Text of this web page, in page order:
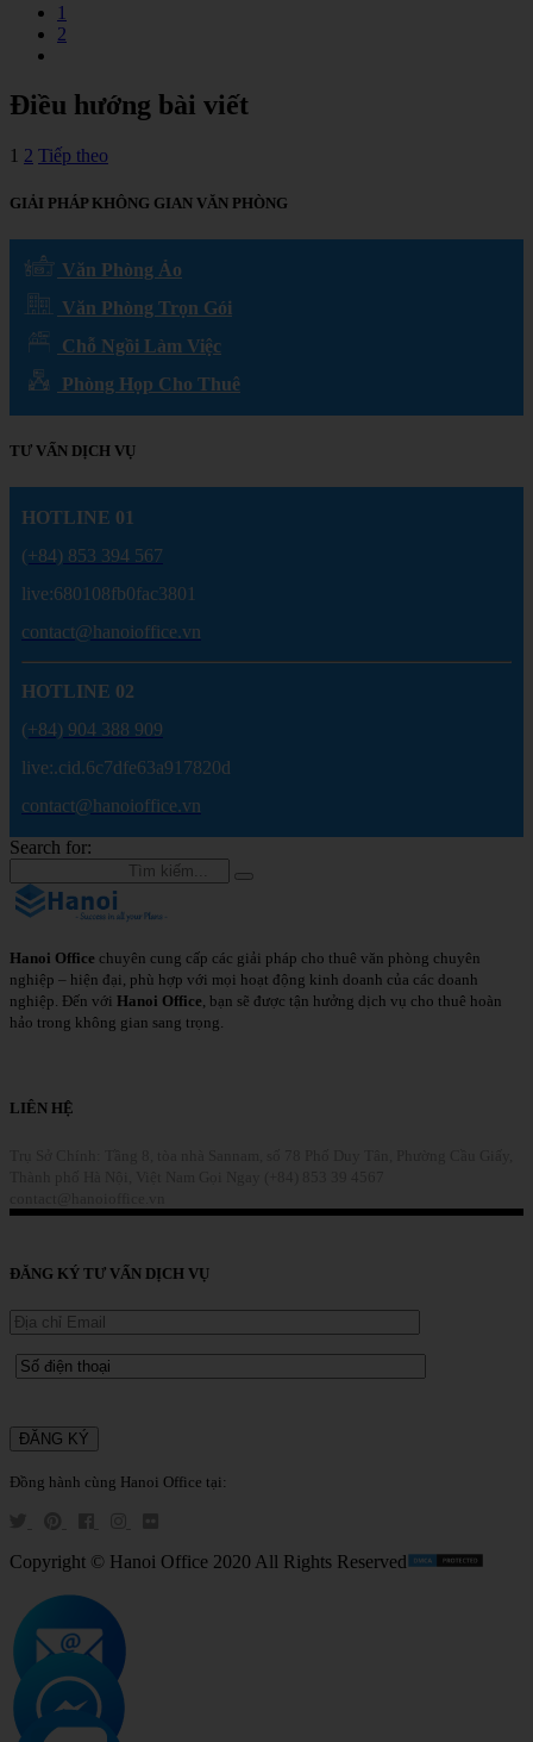
1
2
Điều hướng bài viết
1 2 Tiếp theo
GIẢI PHÁP KHÔNG GIAN VĂN PHÒNG
Văn Phòng Ảo
Văn Phòng Trọn Gói
Chỗ Ngồi Làm Việc
Phòng Họp Cho Thuê
TƯ VẤN DỊCH VỤ
HOTLINE 01
(+84) 853 394 567
live:680108fb0fac3801
contact@hanoioffice.vn
HOTLINE 02
(+84) 904 388 909
live:.cid.6c7dfe63a917820d
contact@hanoioffice.vn
Search for:
Hanoi Office chuyên cung cấp các giải pháp cho thuê văn phòng chuyên
nghiệp – hiện đại, phù hợp với mọi hoạt động kinh doanh của các doanh
nghiệp. Đến với Hanoi Office, bạn sẽ được tận hưởng dịch vụ cho thuê hoàn
hảo trong không gian sang trọng.
LIÊN HỆ
ĐĂNG KÝ TƯ VẤN DỊCH VỤ
Đồng hành cùng Hanoi Office tại:
Copyright © Hanoi Office 2020 All Rights Reserved